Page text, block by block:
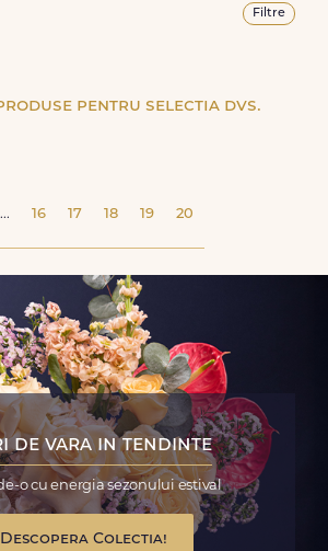
Filtre
pentru selectia dvs.
... 16 17 18 19 20
de vara in tendinte
o cu energia sezonului estival
Descopera Colectia!